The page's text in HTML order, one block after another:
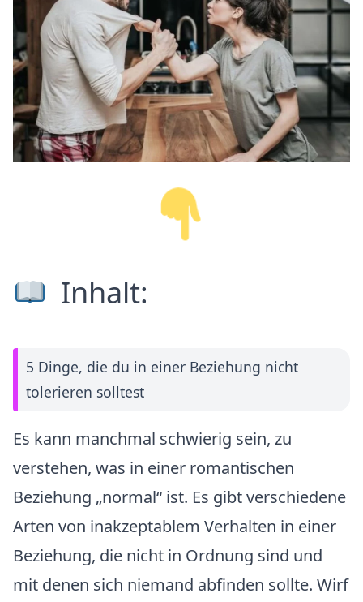
Inhalt:
5 Dinge, die du in einer Beziehung nicht
tolerieren solltest
Es kann manchmal schwierig sein, zu
verstehen, was in einer romantischen
Beziehung „normal“ ist. Es gibt verschiedene
Arten von inakzeptablem Verhalten in einer
Beziehung, die nicht in Ordnung sind und
mit denen sich niemand abfinden sollte. Wirf